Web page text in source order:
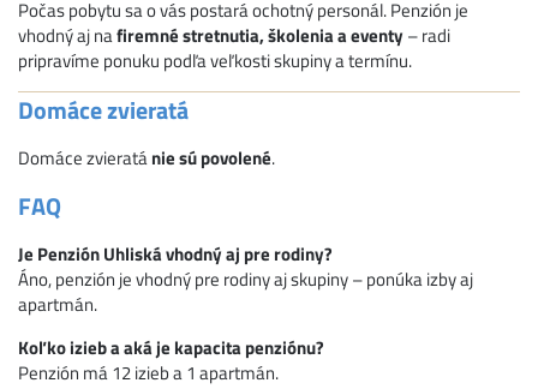
Počas pobytu sa o vás postará ochotný personál. Penzión je
vhodný aj nafiremné stretnutia, školenia a eventy– radi
pripravíme ponuku podľa veľkosti skupiny a termínu.
Domáce zvieratá
Domáce zvieratánie sú povolené.
FAQ
Je Penzión Uhliská vhodný aj pre rodiny?
Áno, penzión je vhodný pre rodiny aj skupiny – ponúka izby aj
apartmán.
Koľko izieb a aká je kapacita penziónu?
Penzión má 12 izieb a 1 apartmán.